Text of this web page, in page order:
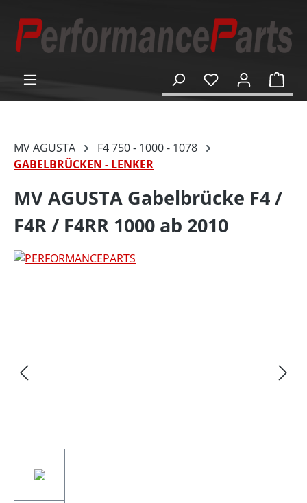
springen
MV AGUSTA
F4 750 - 1000 - 1078
GABELBRÜCKEN - LENKER
MV AGUSTA Gabelbrücke F4 /
F4R / F4RR 1000 ab 2010